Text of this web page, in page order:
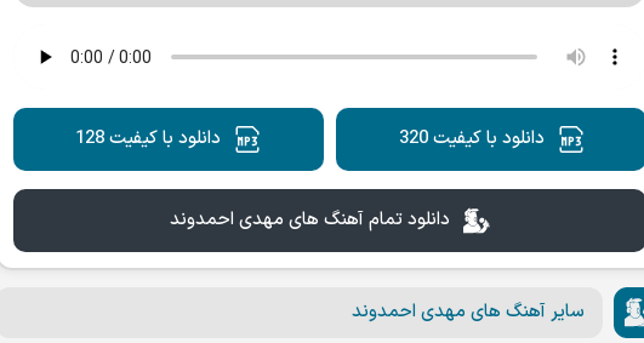
دانلود با کیفیت 320 دانلود با کیفیت 128
دانلود تمام آهنگ های مهدی احمدوند
سایر آهنگ های مهدی احمدوند